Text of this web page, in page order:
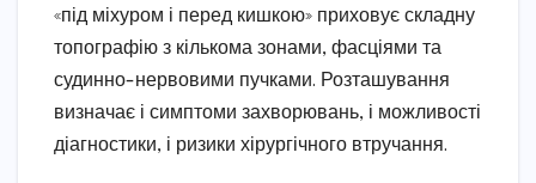
«під міхуром і перед кишкою» приховує складну
топографію з кількома зонами, фасціями та
судинно-нервовими пучками. Розташування
визначає і симптоми захворювань, і можливості
діагностики, і ризики хірургічного втручання.